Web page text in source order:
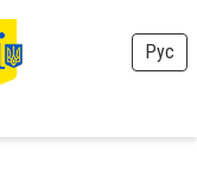
Рус